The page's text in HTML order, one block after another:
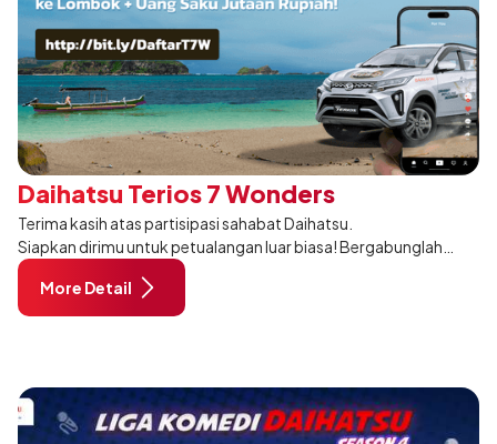
Daihatsu Terios 7 Wonders
Terima kasih atas partisipasi sahabat Daihatsu.
Siapkan dirimu untuk petualangan luar biasa! Bergabunglah
dengan Daihatsu Terios 7 Wonders dan temukan kekuatan
tersembunyi dalam dirimu. Ba
More Detail